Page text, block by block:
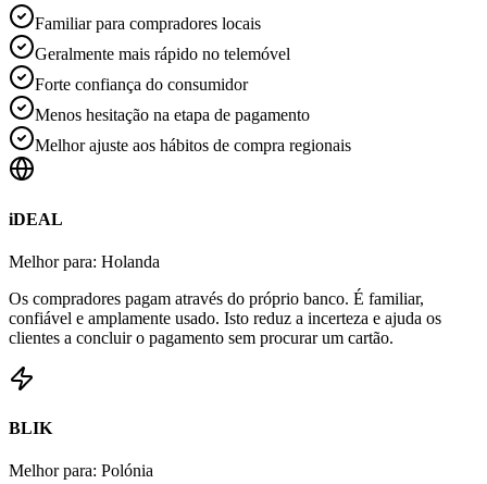
Familiar para compradores locais
Geralmente mais rápido no telemóvel
Forte confiança do consumidor
Menos hesitação na etapa de pagamento
Melhor ajuste aos hábitos de compra regionais
iDEAL
Melhor para: Holanda
Os compradores pagam através do próprio banco. É familiar,
confiável e amplamente usado. Isto reduz a incerteza e ajuda os
clientes a concluir o pagamento sem procurar um cartão.
BLIK
Melhor para: Polónia